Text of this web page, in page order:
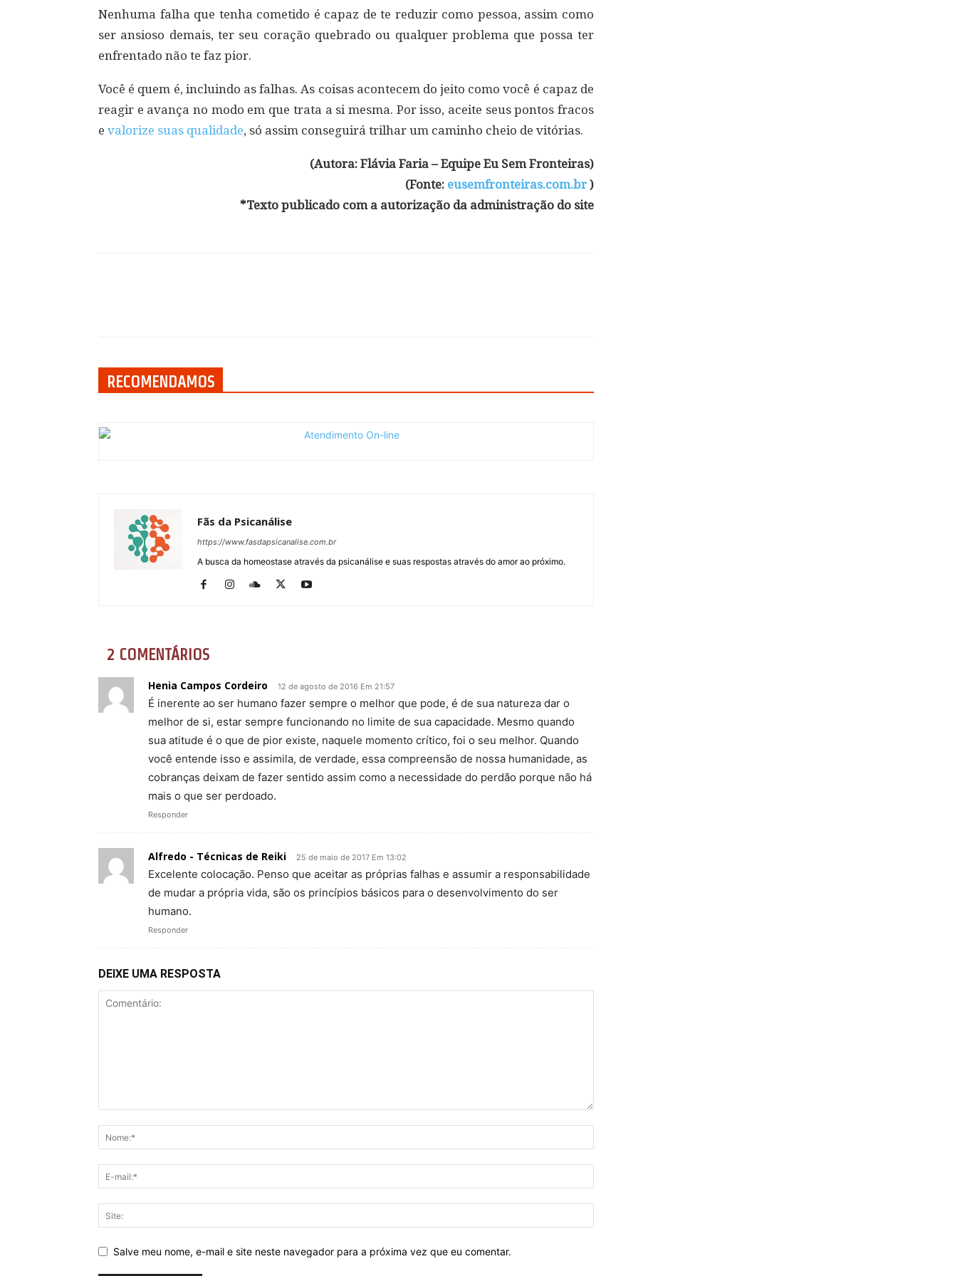
Nenhuma falha que tenha cometido é capaz de te reduzir como pessoa, assim como
ser ansioso demais, ter seu coração quebrado ou qualquer problema que possa ter
enfrentado não te faz pior.
Você é quem é, incluindo as falhas. As coisas acontecem do jeito como você é capaz de
reagir e avança no modo em que trata a si mesma. Por isso, aceite seus pontos fracos
e valorize suas qualidade, só assim conseguirá trilhar um caminho cheio de vitórias.
(Autora: Flávia Faria – Equipe Eu Sem Fronteiras)
(Fonte: eusemfronteiras.com.br )
*Texto publicado com a autorização da administração do site
RECOMENDAMOS
Fãs da Psicanálise
https://www.fasdapsicanalise.com.br
A busca da homeostase através da psicanálise e suas respostas através do amor ao próximo.
2 COMENTÁRIOS
Henia Campos Cordeiro 12 de agosto de 2016 Em 21:57
É inerente ao ser humano fazer sempre o melhor que pode, é de sua natureza dar o
melhor de si, estar sempre funcionando no limite de sua capacidade. Mesmo quando
sua atitude é o que de pior existe, naquele momento crítico, foi o seu melhor. Quando
você entende isso e assimila, de verdade, essa compreensão de nossa humanidade, as
cobranças deixam de fazer sentido assim como a necessidade do perdão porque não há
mais o que ser perdoado.
Responder
Alfredo - Técnicas de Reiki 25 de maio de 2017 Em 13:02
Excelente colocação. Penso que aceitar as próprias falhas e assumir a responsabilidade
de mudar a própria vida, são os princípios básicos para o desenvolvimento do ser
humano.
Responder
DEIXE UMA RESPOSTA
Salve meu nome, e-mail e site neste navegador para a próxima vez que eu comentar.